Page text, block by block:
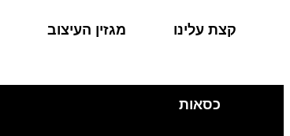
קצת עלינו מגזין העיצוב
כסאות